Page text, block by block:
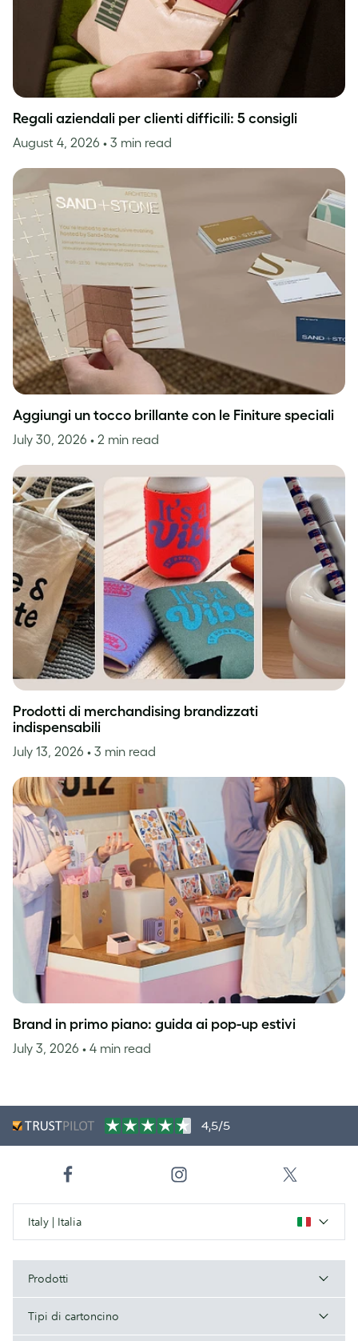
Regali aziendali per clienti difficili: 5 consigli
August 4, 2026 • 3 min read
Aggiungi un tocco brillante con le Finiture speciali
July 30, 2026 • 2 min read
Prodotti di merchandising brandizzati
indispensabili
July 13, 2026 • 3 min read
Brand in primo piano: guida ai pop-up estivi
July 3, 2026 • 4 min read
4,5/5
Italy | Italia
Prodotti
Tipi di cartoncino